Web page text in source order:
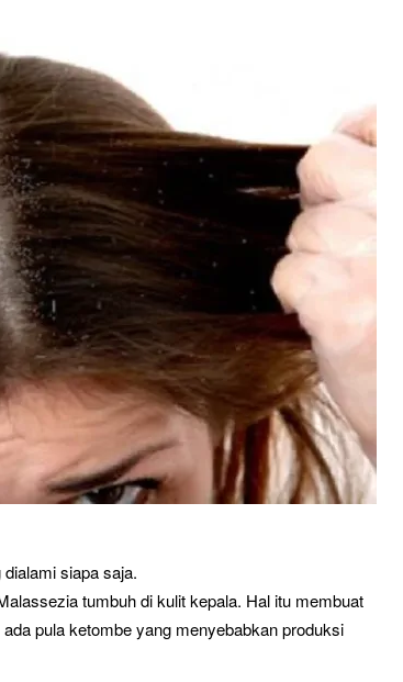
siapa saja.
tumbuh di kulit kepala. Hal itu membuat
pula ketombe yang menyebabkan produksi